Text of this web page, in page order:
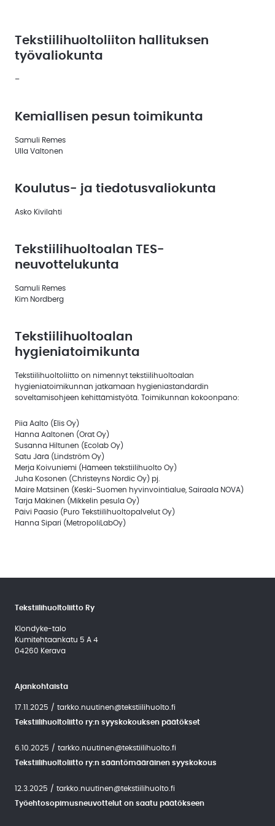
Uutiset
Tekstiilihuoltoliiton hallituksen
työvaliokunta
–
Kemiallisen pesun toimikunta
Samuli Remes
Ulla Valtonen
Koulutus- ja tiedotusvaliokunta
Asko Kivilahti
Tekstiilihuoltoalan TES-
neuvottelukunta
Samuli Remes
Kim Nordberg
Tekstiilihuoltoalan
hygieniatoimikunta
Tekstiilihuoltoliitto on nimennyt tekstiilihuoltoalan
hygieniatoimikunnan jatkamaan hygieniastandardin
soveltamisohjeen kehittämistyötä. Toimikunnan kokoonpano:
Piia Aalto (Elis Oy)
Hanna Aaltonen (Orat Oy)
Susanna Hiltunen (Ecolab Oy)
Satu Järä (Lindström Oy)
Merja Koivuniemi (Hämeen tekstiilihuolto Oy)
Juha Kosonen (Christeyns Nordic Oy) pj.
Maire Matsinen (Keski-Suomen hyvinvointialue, Sairaala NOVA)
Tarja Mäkinen (Mikkelin pesula Oy)
Päivi Paasio (Puro Tekstiilihuoltopalvelut Oy)
Hanna Sipari (MetropoliLabOy)
Tekstiilihuoltoliitto Ry
Klondyke-talo
Kumitehtaankatu 5 A 4
04260 Kerava
Ajankohtaista
17.11.2025 / tarkko.nuutinen@tekstiilihuolto.fi
Tekstiilihuoltoliitto ry:n syyskokouksen päätökset
6.10.2025 / tarkko.nuutinen@tekstiilihuolto.fi
Tekstiilihuoltoliitto ry:n sääntömääräinen syyskokous
12.3.2025 / tarkko.nuutinen@tekstiilihuolto.fi
Työehtosopimusneuvottelut on saatu päätökseen